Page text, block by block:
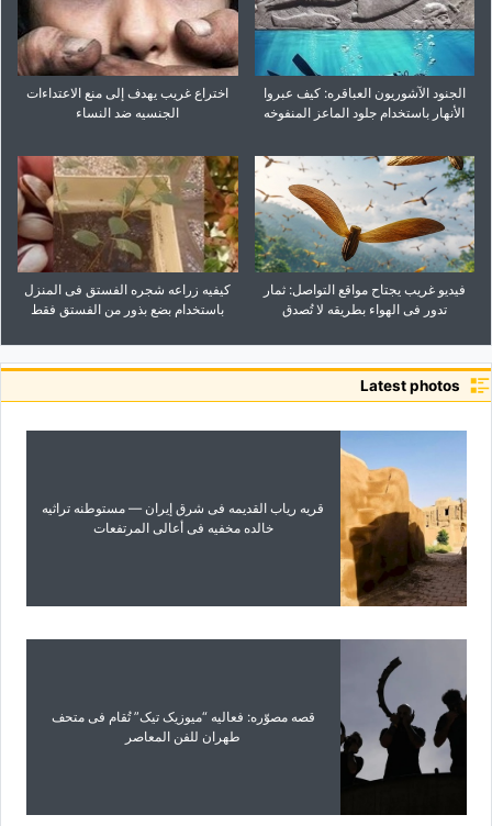
الجنود الآشوریون العباقره: کیف عبروا
الأنهار باستخدام جلود الماعز المنفوخه
اختراع غریب یهدف إلى منع الاعتداءات
الجنسیه ضد النساء
فیدیو غریب یجتاح مواقع التواصل: ثمار
تدور فی الهواء بطریقه لا تُصدق
کیفیه زراعه شجره الفستق فی المنزل
باستخدام بضع بذور من الفستق فقط
Latest photos
قریه ریاب القدیمه فی شرق إیران — مستوطنه تراثیه
خالده مخفیه فی أعالی المرتفعات
قصه مصوّره: فعالیه “میوزیک تیک” تُقام فی متحف
طهران للفن المعاصر